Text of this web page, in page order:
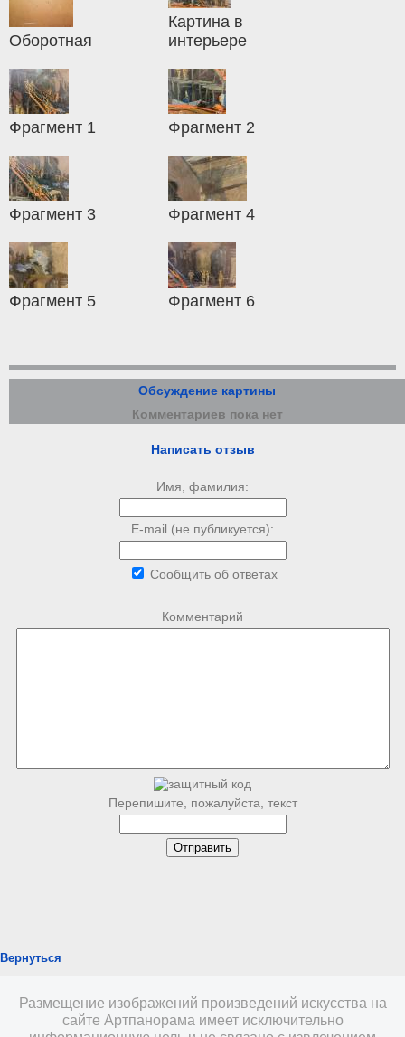
Оборотная
Картина в
интерьере
Фрагмент 1 Фрагмент 2
Фрагмент 3 Фрагмент 4
Фрагмент 5 Фрагмент 6
Обсуждение картины
Комментариев пока нет
Написать отзыв
Имя, фамилия:
E-mail (не публикуется):
Сообщить об ответах
Комментарий
Перепишите, пожалуйста, текст
Вернуться
Размещение изображений произведений искусства на
сайте Артпанорама имеет исключительно